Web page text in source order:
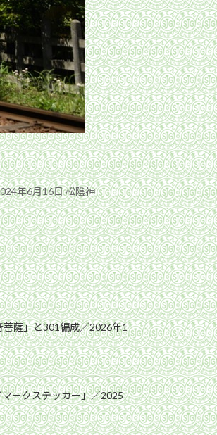
年6月16日 松陰神
薩」と301編成／2026年1
ークステッカー」／2025